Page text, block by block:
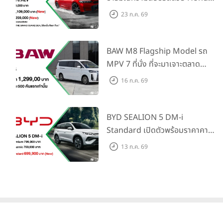
S+ Shift ครั้งแรกในไทย! พร้อม
เพียงจองภายใน 31 ก.ค. 2569
รับบัตรน้ำมันมูลค่า 10,000 บาท
23 ก.ค. 69
BAW M8 Flagship Model รถ
MPV 7 ที่นั่ง ที่จะมาเจาะตลาด
ครอบครัวและองค์กรยุคใหม่ เปิด
16 ก.ค. 69
BYD SEALION 5 DM-i
Standard เปิดตัวพร้อมราคาคาด
การณ์ 699,900 บาท รุ่นย่อย
13 ก.ค. 69